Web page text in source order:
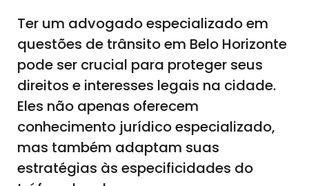
Ter um advogado especializado em
questões de trânsito em Belo Horizonte
pode ser crucial para proteger seus
direitos e interesses legais na cidade.
Eles não apenas oferecem
conhecimento jurídico especializado,
mas também adaptam suas
estratégias às especificidades do